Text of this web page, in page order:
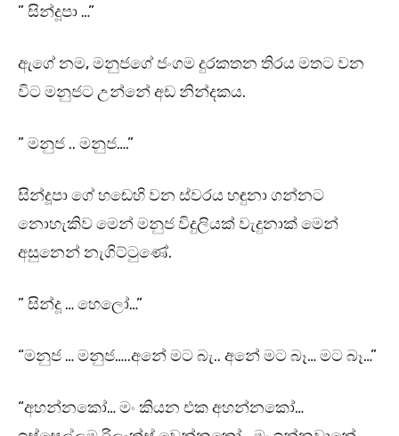
” සින්දූපා …”
ඇගේ නම, මනුජගේ ජංගම දුරකතන තිරය මතට වන
විට මනුජට උන්නේ අඩ නින්දකය.
” මනුජ .. මනුජ….”
සින්දූපා ගේ හඬෙහි වන ස්වරය හඳුනා ගන්නට
නොහැකිව මෙන් මනුජ විදුලියක් වැදුනාක් මෙන්
අසුනෙන් නැගිට්ටුණේ.
” සින්දූ … හෙලෝ…”
“මනුජ … මනුජ…..අනේ මට බැ.. අනේ මට බෑ… මට බෑ…”
“අහන්නකෝ… මං කියන එක අහන්නකෝ…